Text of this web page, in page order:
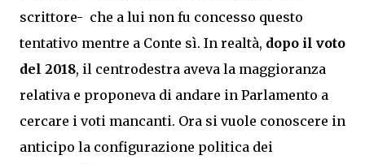
scrittore- che a lui non fu concesso questo
tentativo mentre a Conte sì. In realtà, dopo il voto
del 2018, il centrodestra aveva la maggioranza
relativa e proponeva di andare in Parlamento a
cercare i voti mancanti. Ora si vuole conoscere in
anticipo la configurazione politica dei